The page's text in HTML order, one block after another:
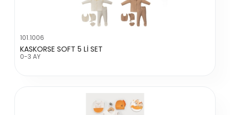
101.1006
KASKORSE SOFT 5 Lİ SET
0-3 AY